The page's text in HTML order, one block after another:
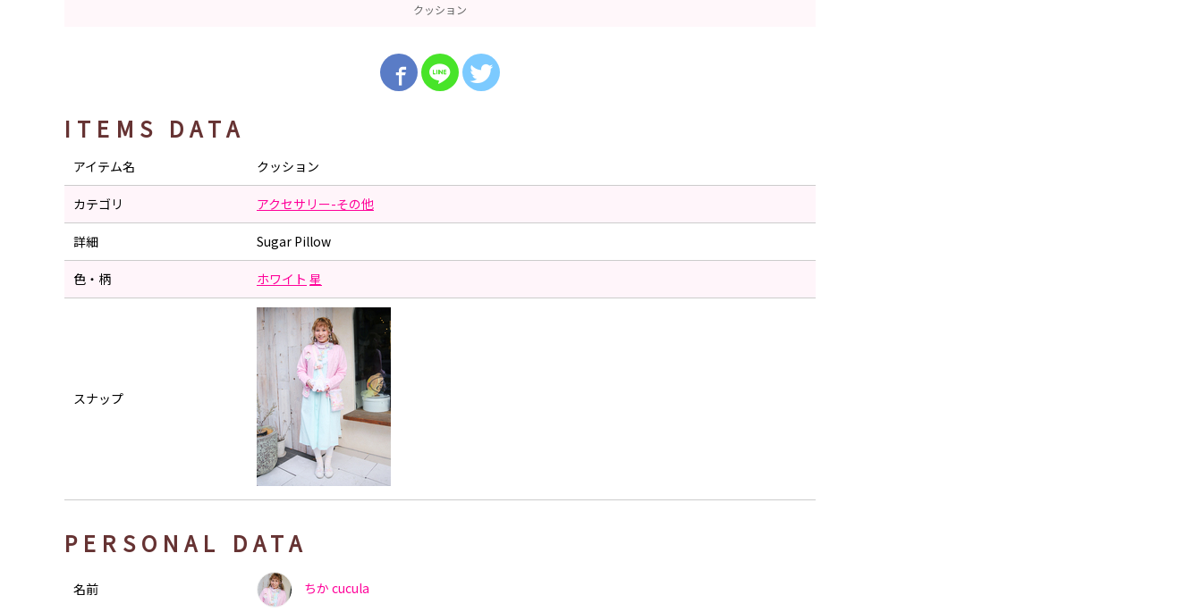
クッション
ITEMS DATA
アイテム名 クッション
カテゴリ アクセサリー-その他
詳細 Sugar Pillow
色・柄 ホワイト 星
スナップ
PERSONAL DATA
名前 ちか cucula